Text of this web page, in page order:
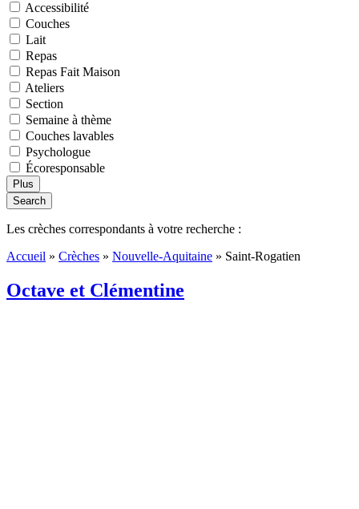
Accessibilité
Couches
Lait
Repas
Repas Fait Maison
Ateliers
Section
Semaine à thème
Couches lavables
Psychologue
Écoresponsable
Plus
Search
Les crèches correspondants à votre recherche :
Accueil » Crèches » Nouvelle-Aquitaine » Saint-Rogatien
Octave et Clémentine